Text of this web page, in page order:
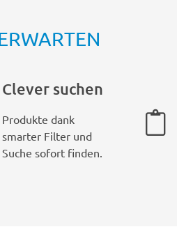
Clever suchen
Produkte dank
smarter Filter und
Suche sofort finden.